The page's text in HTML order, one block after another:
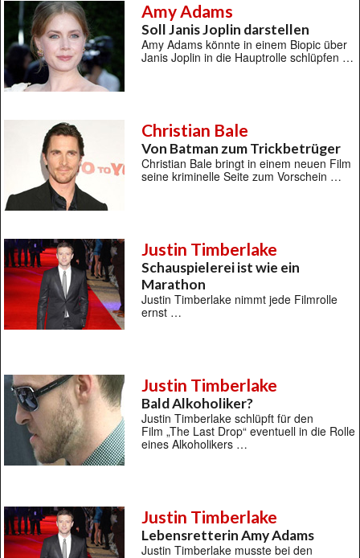
Amy Adams
Soll Janis Joplin darstellen
Amy Adams könnte in einem Biopic über
Janis Joplin in die Hauptrolle schlüpfen …
Christian Bale
Von Batman zum Trickbetrüger
Christian Bale bringt in einem neuen Film
seine kriminelle Seite zum Vorschein …
Justin Timberlake
Schauspielerei ist wie ein
Marathon
Justin Timberlake nimmt jede Filmrolle
ernst …
Justin Timberlake
Bald Alkoholiker?
Justin Timberlake schlüpft für den
Film „The Last Drop“ eventuell in die Rolle
eines Alkoholikers …
Justin Timberlake
Lebensretterin Amy Adams
Justin Timberlake musste bei den